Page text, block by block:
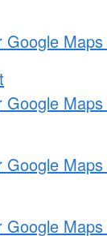
Google
Google
Google
Google